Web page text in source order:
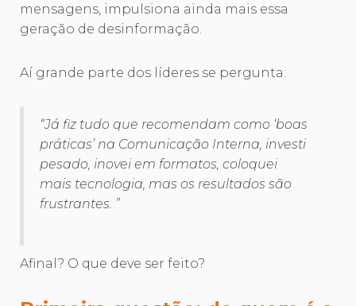
mensagens, impulsiona ainda mais essa
geração de desinformação.
Aí grande parte dos líderes se pergunta:
“Já fiz tudo que recomendam como ‘boas
práticas’ na Comunicação Interna, investi
pesado, inovei em formatos, coloquei
mais tecnologia, mas os resultados são
frustrantes. ”
Afinal? O que deve ser feito?